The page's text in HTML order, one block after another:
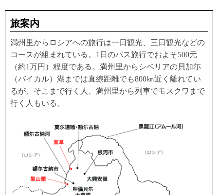
旅案内
満州里からロシアへの旅行は一日観光、三日観光などの
コースが組まれている。1日のバス旅行でおよそ500元
（約1万円）程度である。満州里からシベリアの貝加尓
（バイカル）湖までは直線距離でも800㎞近く離れてい
るが、そこまで行く人、満州里から列車でモスクワまで
行く人もいる。